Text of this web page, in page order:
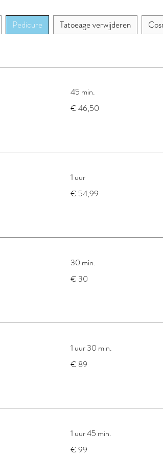
Pedicure Tatoeage verwijderen
45 min.
euro
€ 46,50
1 uur
euro
€ 54,99
30 min.
euro
€ 30
1 uur 30 min.
euro
€ 89
1 uur 45 min.
euro
€ 99